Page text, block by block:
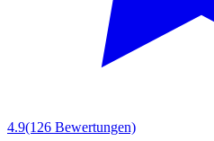
4.9(126 Bewertungen)